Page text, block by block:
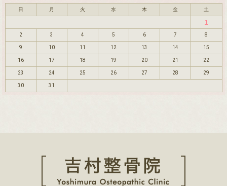
日 月 火 水 木 金 土
1
2 3 4 5 6 7 8
9 10 11 12 13 14 15
16 17 18 19 20 21 22
23 24 25 26 27 28 29
30 31